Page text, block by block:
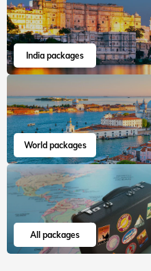
India packages
World packages
All packages